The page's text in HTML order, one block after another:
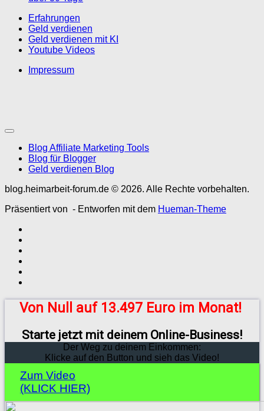
Erfahrungen
Geld verdienen
Geld verdienen mit KI
Youtube Videos
Impressum
Blog Affiliate Marketing Tools
Blog für Blogger
Geld verdienen Blog
blog.heimarbeit-forum.de © 2026. Alle Rechte vorbehalten.
Präsentiert von - Entworfen mit dem Hueman-Theme
Von Null auf 13.497 Euro im Monat!
Starte jetzt mit deinem Online-Business!
Der Weg zu deinem Einkommen:
Klicke auf den Button und sieh das Video!
Zum Video
(KLICK HIER)